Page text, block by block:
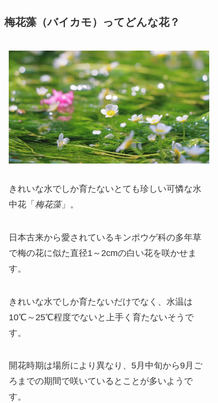
梅花藻（バイカモ）ってどんな花？
きれいな水でしか育たないとても珍しい可憐な水
中花「 梅花藻」。
日本古来から愛されているキンポウゲ科の多年草
で梅の花に似た直径1～2cmの白い花を咲かせま
す。
きれいな水でしか育たないだけでなく、水温は
10℃～25℃程度でないと上手く育たないそうで
す。
開花時期は場所により異なり、5月中旬から9月ご
ろまでの期間で咲いているとことが多いようで
す。